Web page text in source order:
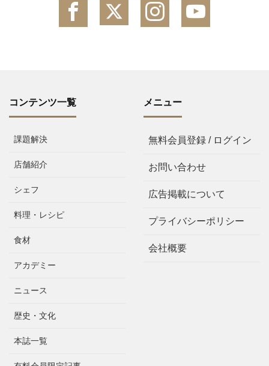
コンテンツ一覧
課題解決
店舗紹介
シェフ
料理・レシピ
食材
アカデミー
ニュース
歴史・文化
本誌一覧
メニュー
無料会員登録 / ログイン
お問い合わせ
広告掲載について
プライバシーポリシー
会社概要